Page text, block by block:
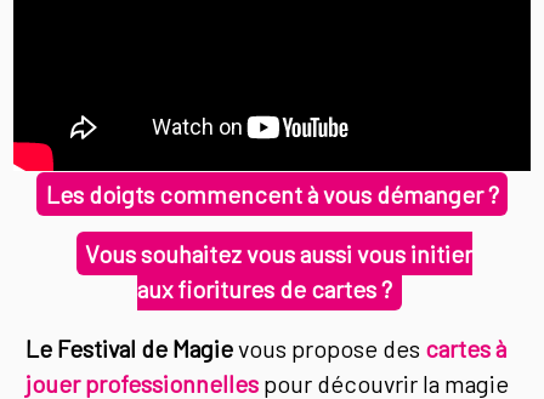
Les doigts commencent à vous démanger ?
Vous souhaitez vous aussi vous initier
aux fioritures de cartes ?
Le Festival de Magievous propose des cartes à
jouer professionnelles pour découvrir la magie